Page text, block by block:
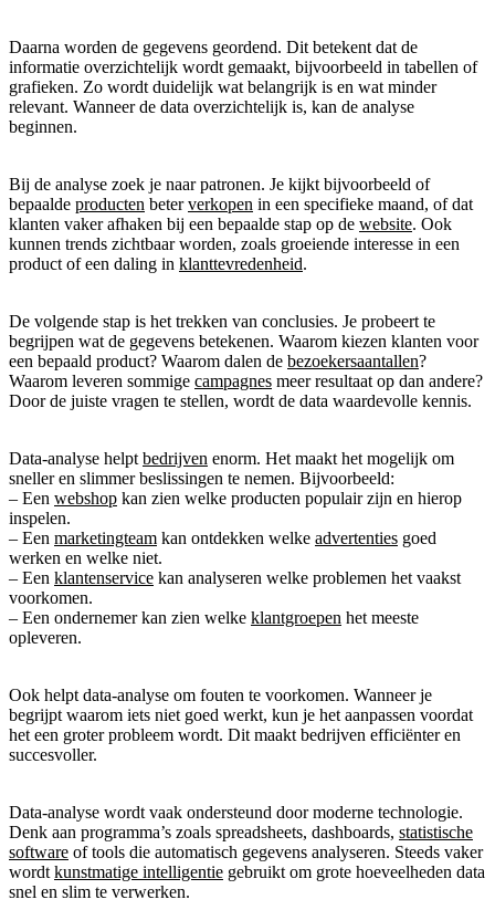
Daarna worden de gegevens geordend. Dit betekent dat de
informatie overzichtelijk wordt gemaakt, bijvoorbeeld in tabellen of
grafieken. Zo wordt duidelijk wat belangrijk is en wat minder
relevant. Wanneer de data overzichtelijk is, kan de analyse
beginnen.
Bij de analyse zoek je naar patronen. Je kijkt bijvoorbeeld of
bepaalde producten beterverkopen in een specifieke maand, of dat
klanten vaker afhaken bij een bepaalde stap op de website. Ook
kunnen trends zichtbaar worden, zoals groeiende interesse in een
product of een daling in klanttevredenheid.
De volgende stap is het trekken van conclusies. Je probeert te
begrijpen wat de gegevens betekenen. Waarom kiezen klanten voor
een bepaald product? Waarom dalen de bezoekersaantallen?
Waarom leveren sommige campagnes meer resultaat op dan andere?
Door de juiste vragen te stellen, wordt de data waardevolle kennis.
Data-analyse helpt bedrijven enorm. Het maakt het mogelijk om
sneller en slimmer beslissingen te nemen. Bijvoorbeeld:
– Een webshop kan zien welke producten populair zijn en hierop
inspelen.
– Een marketingteam kan ontdekken welke advertenties goed
werken en welke niet.
– Een klantenservice kan analyseren welke problemen het vaakst
voorkomen.
– Een ondernemer kan zien welke klantgroepen het meeste
opleveren.
Ook helpt data-analyse om fouten te voorkomen. Wanneer je
begrijpt waarom iets niet goed werkt, kun je het aanpassen voordat
het een groter probleem wordt. Dit maakt bedrijven efficiënter en
succesvoller.
Data-analyse wordt vaak ondersteund door moderne technologie.
Denk aan programma’s zoals spreadsheets, dashboards, statistische
software of tools die automatisch gegevens analyseren. Steeds vaker
wordt kunstmatige intelligentie gebruikt om grote hoeveelheden data
snel en slim te verwerken.